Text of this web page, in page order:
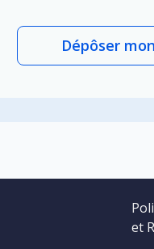
Dépôser
et